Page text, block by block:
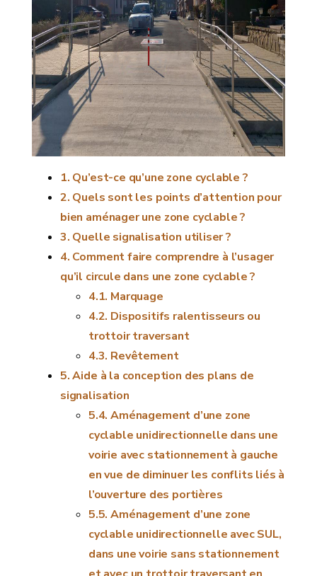
Qu’est-ce qu’une zone cyclable ?
Quels sont les points d’attention pour
bien aménager une zone cyclable ?
Quelle signalisation utiliser ?
Comment faire comprendre à l’usager
qu’il circule dans une zone cyclable ?
Marquage
Dispositifs ralentisseurs ou
trottoir traversant
Revêtement
Aide à la conception des plans de
signalisation
Aménagement d’une zone
cyclable unidirectionnelle dans une
voirie avec stationnement à gauche
en vue de diminuer les conflits liés à
l’ouverture des portières
Aménagement d’une zone
cyclable unidirectionnelle avec SUL,
dans une voirie sans stationnement